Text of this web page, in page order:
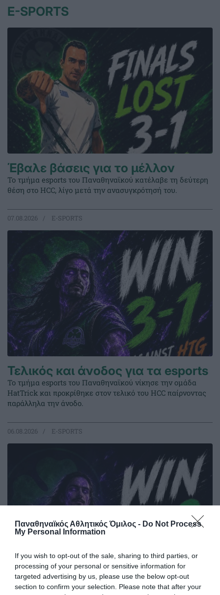
Παναθηναϊκός Αθλητικός Όμιλος - Do Not Process
My Personal Information
If you wish to opt-out of the sale, sharing to third parties, or
processing of your personal or sensitive information for
targeted advertising by us, please use the below opt-out
section to confirm your selection. Please note that after your
E-SPORTS
Έβαλε βάσεις για το μέλλον
Το τμήμα esports του Παναθηναϊκού κατέλαβε τη δεύτερη
θέση στο HCC, λίγο μετά την ανασυγκρότησή του.
07.08.2026 E-SPORTS
Τελικός και άνοδος για τα esports
Το τμήμα esports του Παναθηναϊκού νίκησε την ομάδα
HatTrick και προκρίθηκε στον τελικό του HCC παίρνοντας
παράλληλα την άνοδο.
06.08.2026 E-SPORTS
Τελείωσαν χωρίς ήττα την